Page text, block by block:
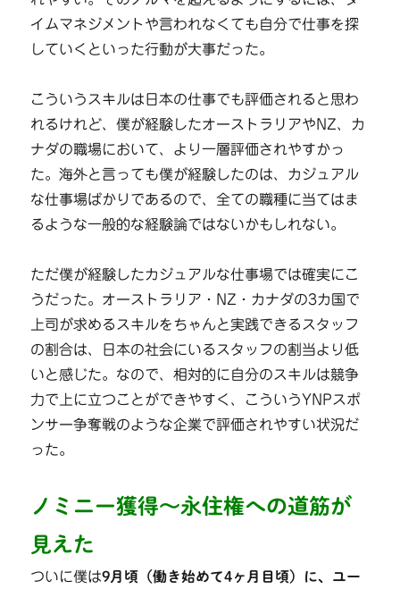
イムマネジメントや言われなくても自分で仕事を探
していくといった行動が大事だった。
こういうスキルは日本の仕事でも評価されると思わ
れるけれど、僕が経験したオーストラリアやNZ、カ
ナダの職場において、より一層評価されやすかっ
た。海外と言っても僕が経験したのは、カジュアル
な仕事場ばかりであるので、全ての職種に当てはま
るような一般的な経験論ではないかもしれない。
ただ僕が経験したカジュアルな仕事場では確実にこ
うだった。オーストラリア・NZ・カナダの3カ国で
上司が求めるスキルをちゃんと実践できるスタッフ
の割合は、日本の社会にいるスタッフの割当より低
いと感じた。なので、相対的に自分のスキルは競争
力で上に立つことができやすく、こういうYNPスポ
ンサー争奪戦のような企業で評価されやすい状況だ
った。
ノミニー獲得～永住権への道筋が
見えた
ついに僕は9月頃（働き始めて4ヶ月目頃）に、ユー